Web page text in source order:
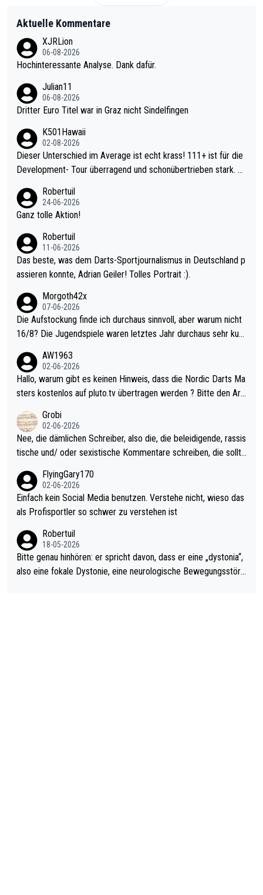
Aktuelle Kommentare
XJRLion
06-08-2026
Hochinteressante Analyse. Dank dafür.
Julian11
06-08-2026
Dritter Euro Titel war in Graz nicht Sindelfingen
K501Hawaii
02-08-2026
Dieser Unterschied im Average ist echt krass! 111+ ist für die
Development- Tour überragend und schonübertrieben stark. U
mal 40+ erst recht. Da gewinnst keinen Blumentopf - ist ja noc
h krasser wie ein Pokalspiel eines Kreisligisten vs einem Bund
Robertuil
24-06-2026
Ganz tolle Aktion!
Robertuil
11-06-2026
Das beste, was dem Darts-Sportjournalismus in Deutschland p
assieren konnte, Adrian Geiler! Tolles Portrait :).
Morgoth42x
07-06-2026
Die Aufstockung finde ich durchaus sinnvoll, aber warum nicht
16/8? Die Jugendspiele waren letztes Jahr durchaus sehr kurz
Allerdings ist Mitchell Lawrie als Nummer 1 der Welt eh qualifi
ziert. Somit ändert die automatische Qualifikation des Weltmei
sters erstmal nichts. Ich denke sie wollen damit für nächstes J
ohl wenig WDF Turniere spielen. Dies war bei Archie Self letzt
es Jahr der Fall. Er musste als amtierender Weltmeister durch
den Qualifier und ich glaube kaum, dass Mitchel sich das (in Ve
el hat.
AW1963
02-06-2026
Hallo, warum gibt es keinen Hinweis, dass die Nordic Darts Ma
sters kostenlos auf pluto.tv übertragen werden ? Bitte den Arti
Grobi
02-06-2026
Nee, die dämlichen Schreiber, also die, die beleidigende, rassis
tische und/ oder sexistische Kommentare schreiben, die sollte
s Leben in den Griff kriegen. Nur eins wundert mich: Luke Little
r war doch neulich erst derjenige, der über Social Media GvV p
rovoziert hat. Und Littlers Mutter schießt öfters mal gegen Ric
FlyingGary170
02-06-2026
Einfach kein Social Media benutzen. Verstehe nicht, wieso das
als Profisportler so schwer zu verstehen ist
Robertuil
18-05-2026
Bitte genau hinhören: er spricht davon, dass er eine „dystonia“,
also eine fokale Dystonie, eine neurologische Bewegungsstöru